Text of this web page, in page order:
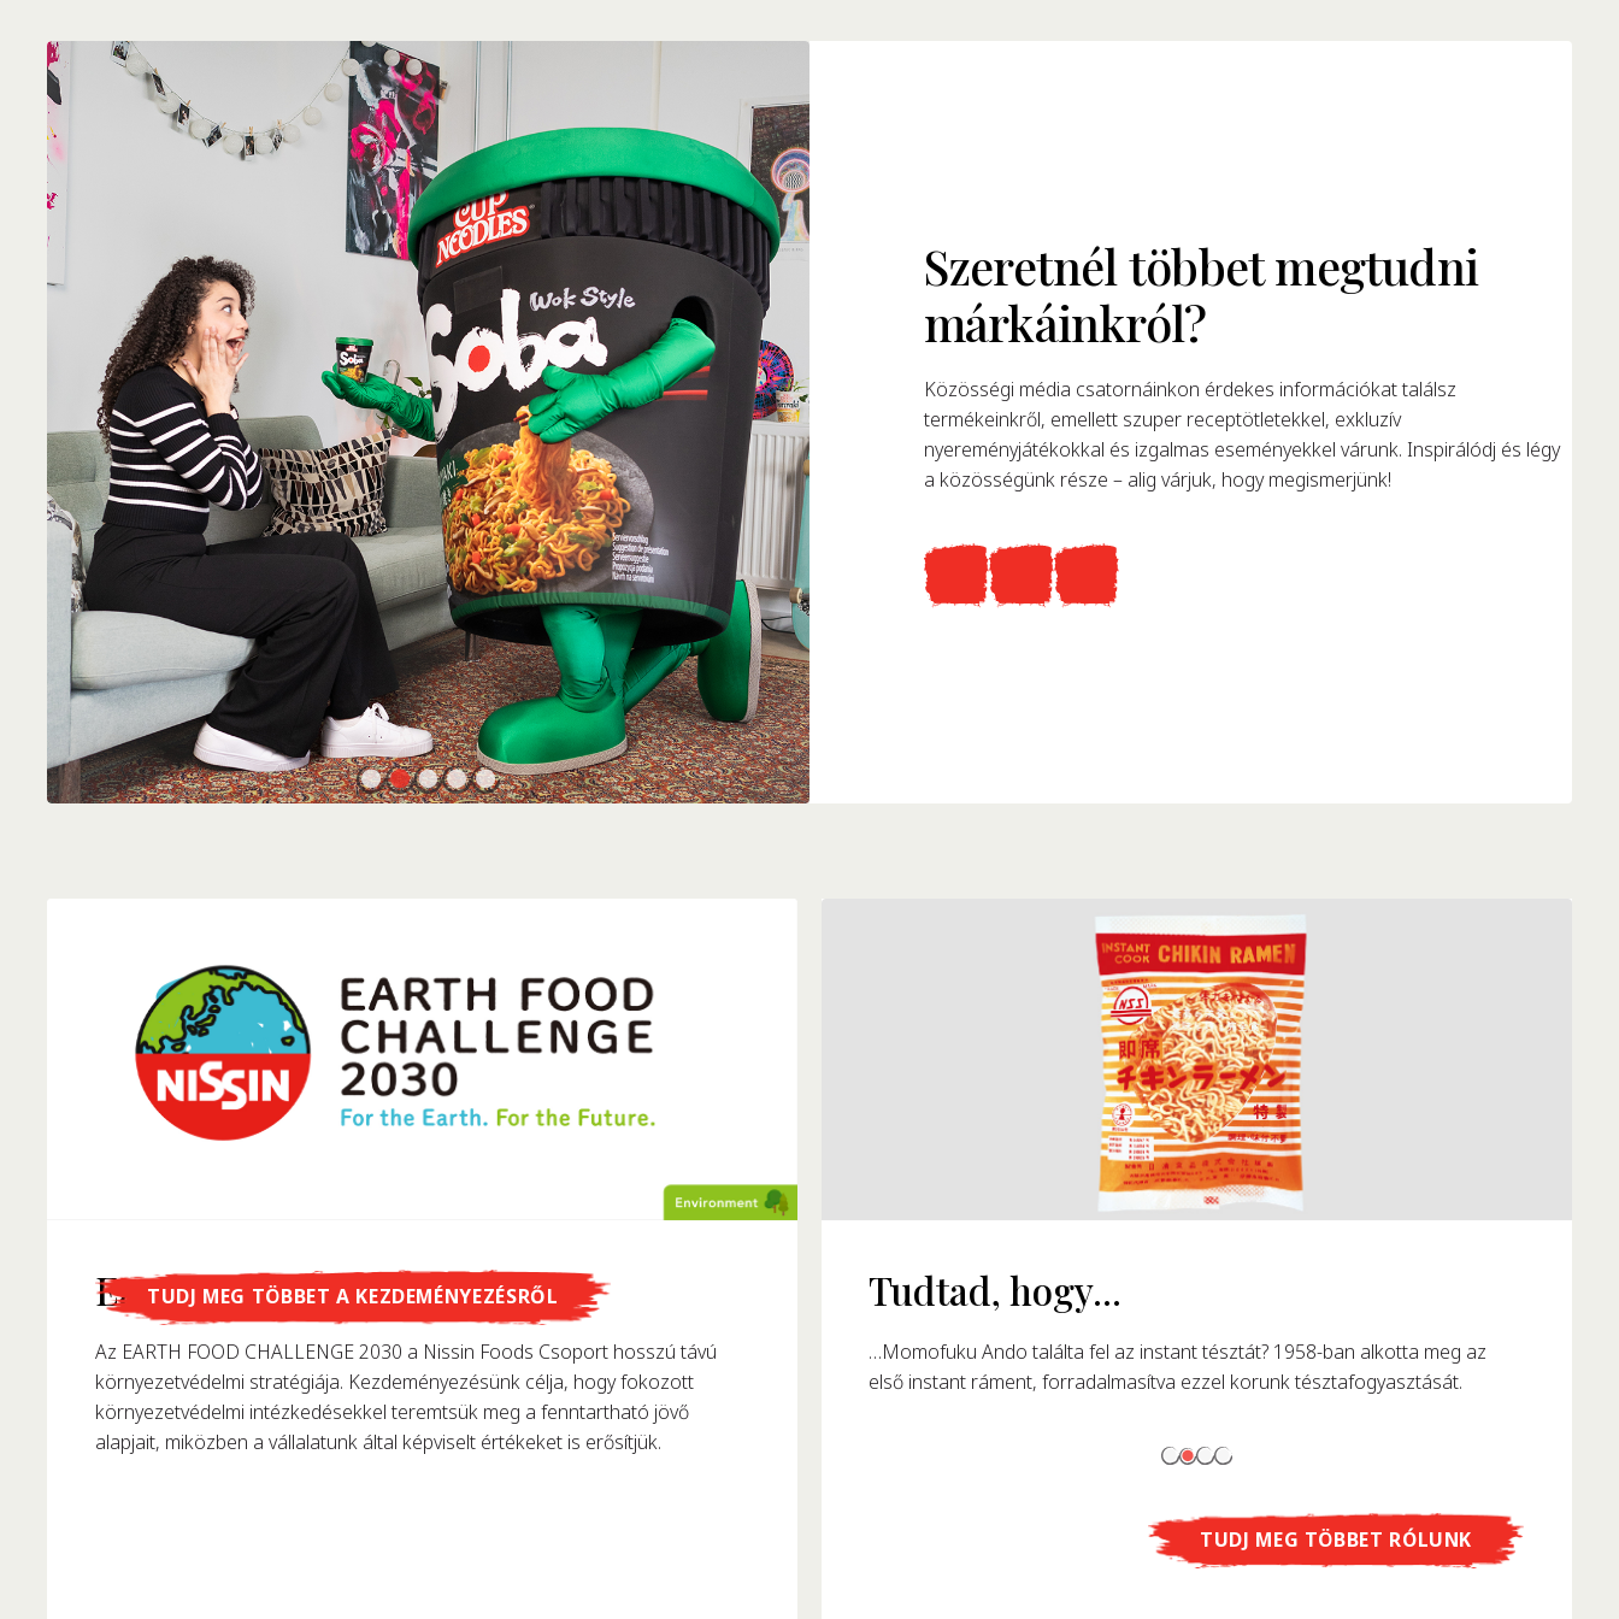
Szeretnél többet megtudni
márkáinkról?
Közösségi média csatornáinkon érdekes információkat találsz
termékeinkről, emellett szuper receptötletekkel, exkluzív
nyereményjátékokkal és izgalmas eseményekkel várunk. Inspirálódj és légy
a közösségünk része – alig várjuk, hogy megismerjünk!
Earth Food Challenge
Az EARTH FOOD CHALLENGE 2030 a Nissin Foods Csoport hosszú távú
környezetvédelmi stratégiája. Kezdeményezésünk célja, hogy fokozott
környezetvédelmi intézkedésekkel teremtsük meg a fenntartható jövő
alapjait, miközben a vállalatunk által képviselt értékeket is erősítjük.
TUDJ MEG TÖBBET A KEZDEMÉNYEZÉSRŐL
Tudtad, hogy...
…Momofuku Ando találta fel az instant tésztát? 1958-ban alkotta meg az
első instant ráment, forradalmasítva ezzel korunk tésztafogyasztását.
Tudtad, hogy...
...ellátogathatsz az eredeti fakunyhó replikájába, ahol az instant tésztát
TUDJ MEG TÖBBET RÓLUNK